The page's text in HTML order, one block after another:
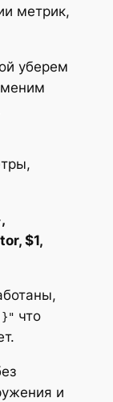
метрик,
уберем
$1,
что
и